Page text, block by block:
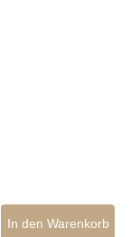
In den Warenkorb